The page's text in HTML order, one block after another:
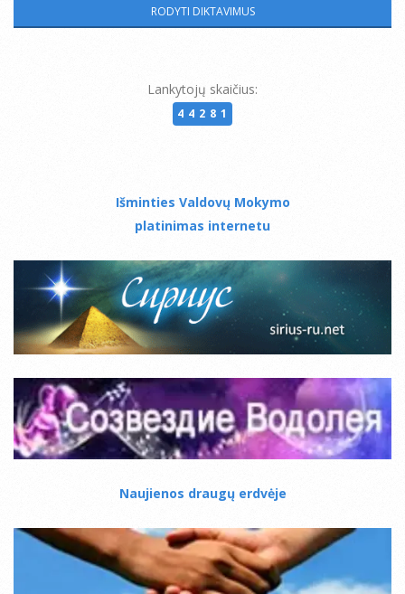
Lankytojų skaičius:
44281
Išminties Valdovų Mokymo
platinimas internetu
Naujienos draugų erdvėje